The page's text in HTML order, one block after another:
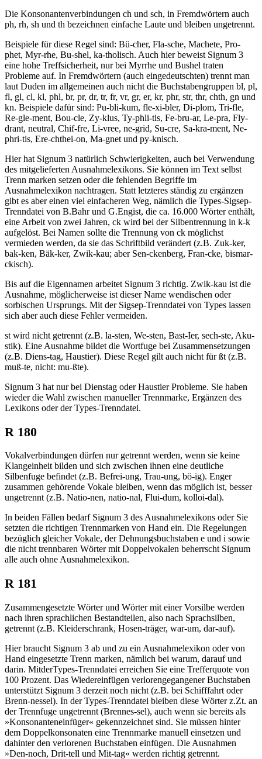
Die Konsonantenverbindungen ch und sch, in Fremdwörtern auch
ph, rh, sh und th bezeichnen einfache Laute und bleiben ungetrennt.
Beispiele für diese Regel sind: Bü-cher, Fla-sche, Machete, Pro-
phet, Myr-rhe, Bu-shel, ka-tholisch. Auch hier beweist Signum 3
eine hohe Treffsicherheit, nur bei Myrrhe und Bushel traten
Probleme auf. In Fremdwörtern (auch eingedeutschten) trennt man
laut Duden im allgemeinen auch nicht die Buchstabengruppen bl, pl,
fl, gl, cl, kl, phl, br, pr, dr, tr, fr, vr, gr, er, kr, phr, str, thr, chth, gn und
kn. Beispiele dafür sind: Pu-bli-kum, fle-xi-bler, Di-plom, Tri-fle,
Re-gle-ment, Bou-cle, Zy-klus, Ty-phli-tis, Fe-bru-ar, Le-pra, Fly-
drant, neutral, Chif-fre, Li-vree, ne-grid, Su-cre, Sa-kra-ment, Ne-
phri-tis, Ere-chthei-on, Ma-gnet und py-knisch.
Hier hat Signum 3 natürlich Schwierigkeiten, auch bei Verwendung
des mitgelieferten Ausnahmelexikons. Sie können im Text selbst
Trenn marken setzen oder die fehlenden Begriffe im
Ausnahmelexikon nachtragen. Statt letzteres ständig zu ergänzen
gibt es aber einen viel einfacheren Weg, nämlich die Types-Sigsep-
Trenndatei von B.Bahr und G.Engist, die ca. 16.000 Wörter enthält,
eine Arbeit von zwei Jahren, ck wird bei der Silbentrennung in k-k
aufgelöst. Bei Namen sollte die Trennung von ck möglichst
vermieden werden, da sie das Schriftbild verändert (z.B. Zuk-ker,
bak-ken, Bäk-ker, Zwik-kau; aber Sen-ckenberg, Fran-cke, bismar-
ckisch).
Bis auf die Eigennamen arbeitet Signum 3 richtig. Zwik-kau ist die
Ausnahme, möglicherweise ist dieser Name wendischen oder
sorbischen Ursprungs. Mit der Sigsep-Trenndatei von Types lassen
sich aber auch diese Fehler vermeiden.
st wird nicht getrennt (z.B. la-sten, We-sten, Bast-Ier, sech-ste, Aku-
stik). Eine Ausnahme bildet die Wortfuge bei Zusammensetzungen
(z.B. Diens-tag, Haustier). Diese Regel gilt auch nicht für ßt (z.B.
muß-te, nicht: mu-ßte).
Signum 3 hat nur bei Dienstag oder Haustier Probleme. Sie haben
wieder die Wahl zwischen manueller Trennmarke, Ergänzen des
Lexikons oder der Types-Trenndatei.
R 180
Vokalverbindungen dürfen nur getrennt werden, wenn sie keine
Klangeinheit bilden und sich zwischen ihnen eine deutliche
Silbenfuge befindet (z.B. Befrei-ung, Trau-ung, bö-ig). Enger
zusammen gehörende Vokale bleiben, wenn das möglich ist, besser
ungetrennt (z.B. Natio-nen, natio-nal, Flui-dum, kolloi-dal).
In beiden Fällen bedarf Signum 3 des Ausnahmelexikons oder Sie
setzten die richtigen Trennmarken von Hand ein. Die Regelungen
bezüglich gleicher Vokale, der Dehnungsbuchstaben e und i sowie
die nicht trennbaren Wörter mit Doppelvokalen beherrscht Signum
alle auch ohne Ausnahmelexikon.
R 181
Zusammengesetzte Wörter und Wörter mit einer Vorsilbe werden
nach ihren sprachlichen Bestandteilen, also nach Sprachsilben,
getrennt (z.B. Kleiderschrank, Hosen-träger, war-um, dar-auf).
Hier braucht Signum 3 ab und zu ein Ausnahmelexikon oder von
Hand eingesetzte Trenn marken, nämlich bei warum, darauf und
darin. MitderTypes-Trenndatei erreichen Sie eine Trefferquote von
100 Prozent. Das Wiedereinfügen verlorengegangener Buchstaben
unterstützt Signum 3 derzeit noch nicht (z.B. bei Schifffahrt oder
Brenn-nessel). In der Types-Trenndatei bleiben diese Wörter z.Zt. an
der Trennfuge ungetrennt (Brennes-sel), auch wenn sie bereits als
»Konsonanteneinfüger« gekennzeichnet sind. Sie müssen hinter
dem Doppelkonsonaten eine Trennmarke manuell einsetzen und
dahinter den verlorenen Buchstaben einfügen. Die Ausnahmen
»Den-noch, Drit-tell und Mit-tag« werden richtig getrennt.